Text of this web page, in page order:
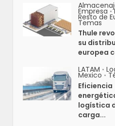
Empresa •
Resto de
Temas
Thule
su
europea
LATAM •
Mexico •
Eficiencia
logística
carga...